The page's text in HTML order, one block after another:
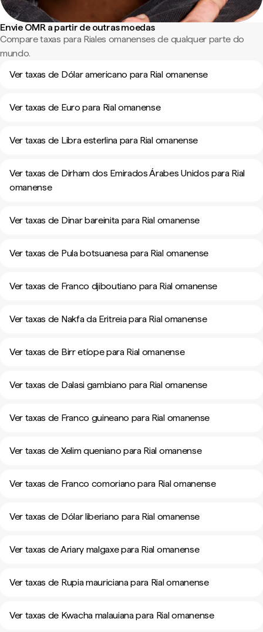
Envie OMR a partir de outras moedas
Compare taxas para Riales omanenses de qualquer parte do
mundo.
Ver taxas de Dólar americano para Rial omanense
Ver taxas de Euro para Rial omanense
Ver taxas de Libra esterlina para Rial omanense
Ver taxas de Dirham dos Emirados Árabes Unidos para Rial
omanense
Ver taxas de Dinar bareinita para Rial omanense
Ver taxas de Pula botsuanesa para Rial omanense
Ver taxas de Franco djiboutiano para Rial omanense
Ver taxas de Nakfa da Eritreia para Rial omanense
Ver taxas de Birr etíope para Rial omanense
Ver taxas de Dalasi gambiano para Rial omanense
Ver taxas de Franco guineano para Rial omanense
Ver taxas de Xelim queniano para Rial omanense
Ver taxas de Franco comoriano para Rial omanense
Ver taxas de Dólar liberiano para Rial omanense
Ver taxas de Ariary malgaxe para Rial omanense
Ver taxas de Rupia mauriciana para Rial omanense
Ver taxas de Kwacha malauiana para Rial omanense